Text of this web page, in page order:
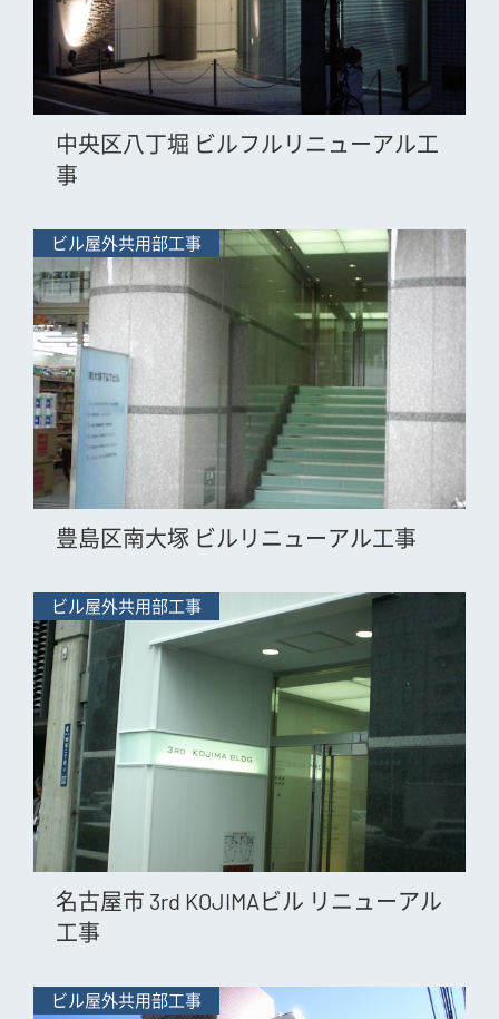
中央区八丁堀 ビルフルリニューアル工
事
ビル屋外共用部工事
豊島区南大塚 ビルリニューアル工事
ビル屋外共用部工事
名古屋市 3rd KOJIMAビル リニューアル
工事
ビル屋外共用部工事